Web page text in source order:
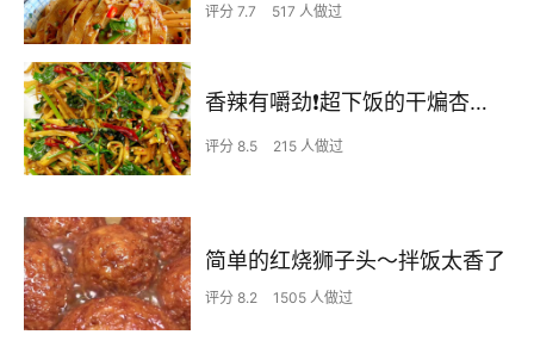
评分 7.7 517 人做过
香辣有嚼劲❗️超下饭的干煸杏鲍菇
评分 8.5 215 人做过
简单的红烧狮子头～拌饭太香了
评分 8.2 1505 人做过